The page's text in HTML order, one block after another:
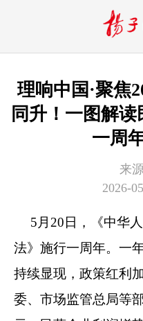
理响中国·聚焦
同升！一图解
一周
来
2026-
5月20日，《中华
法》施行一周年。一
持续显现，政策红利
委、市场监管总局等